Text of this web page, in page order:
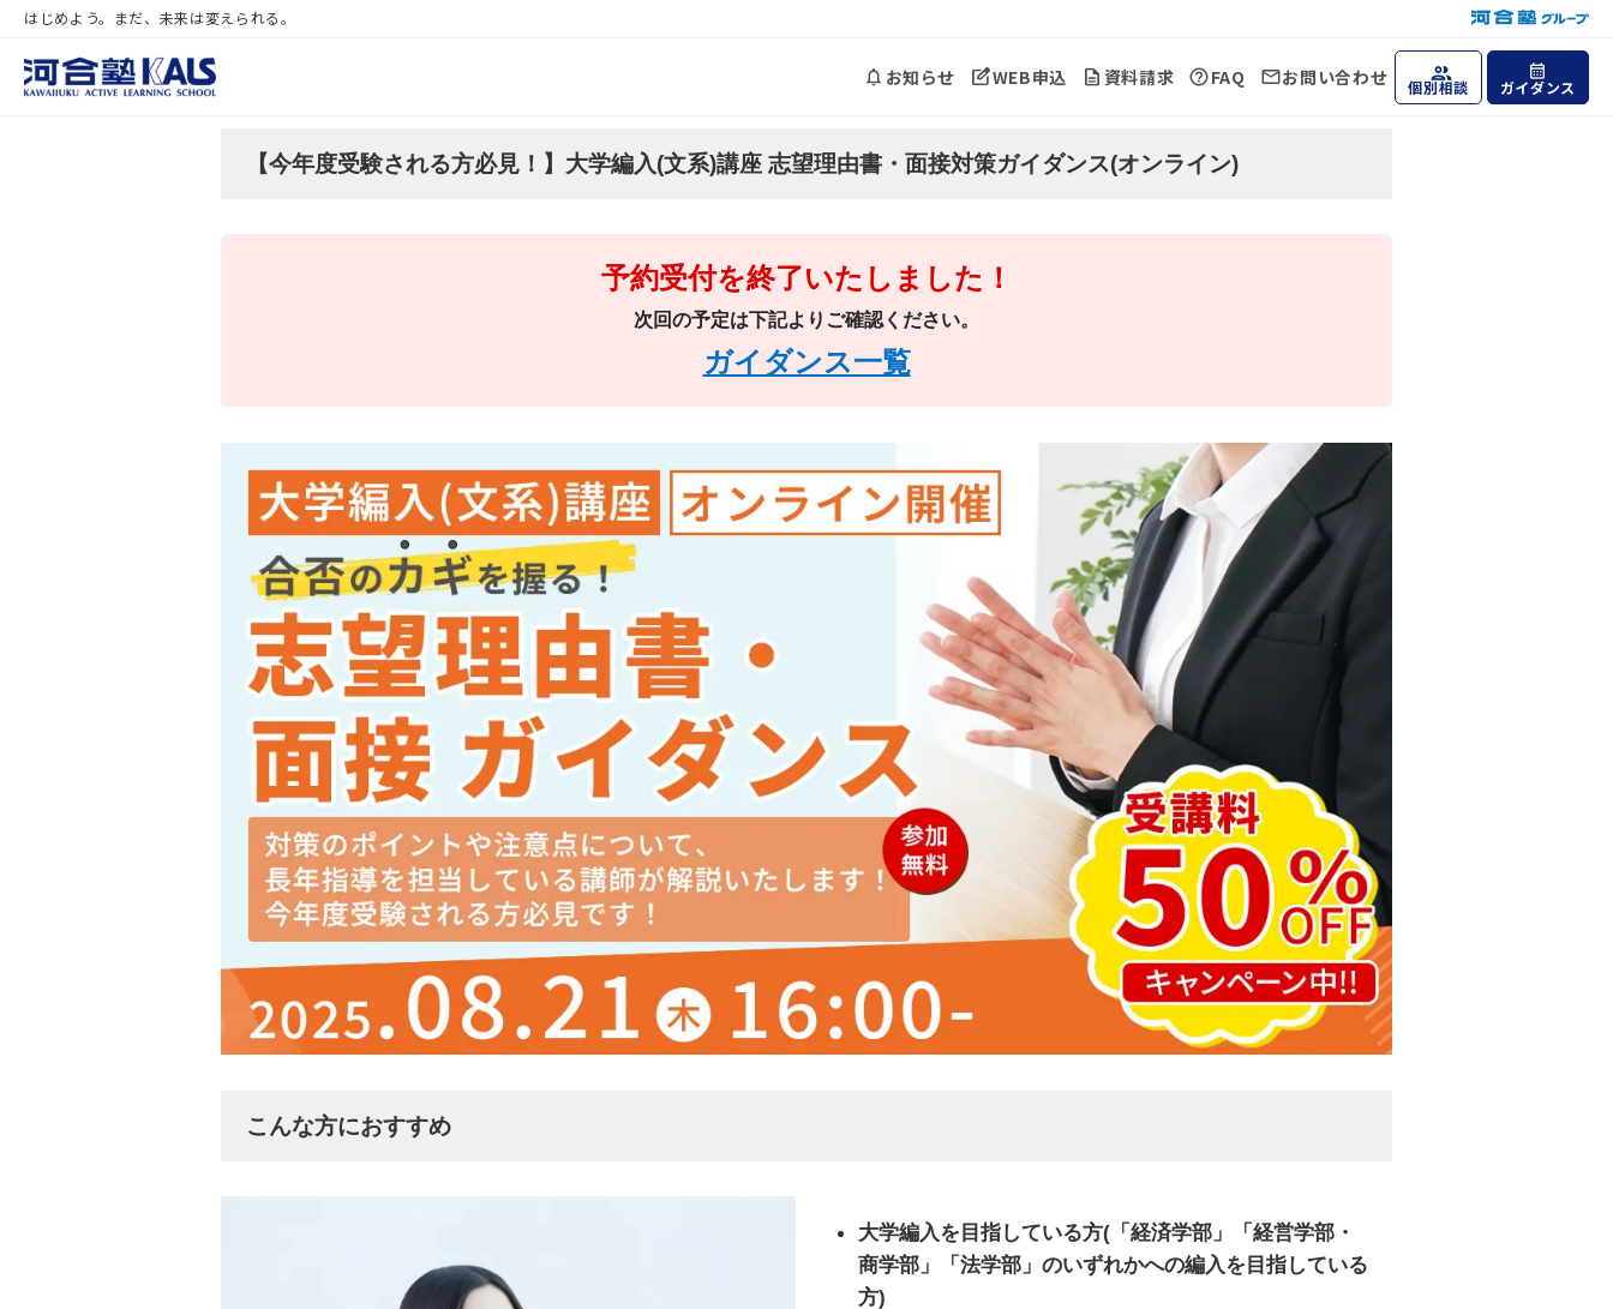
はじめよう。まだ、未来は変えられる。
お知らせ WEB申込 資料請求 FAQ お問い合わせ 個別相談 ガイダンス
【今年度受験される方必見！】大学編入(文系)講座 志望理由書・面接対策ガイダンス(オンライン)
予約受付を終了いたしました！
次回の予定は下記よりご確認ください。
ガイダンス一覧
こんな方におすすめ
大学編入を目指している方(「経済学部」「経営学部・
商学部」「法学部」のいずれかへの編入を目指している
方)